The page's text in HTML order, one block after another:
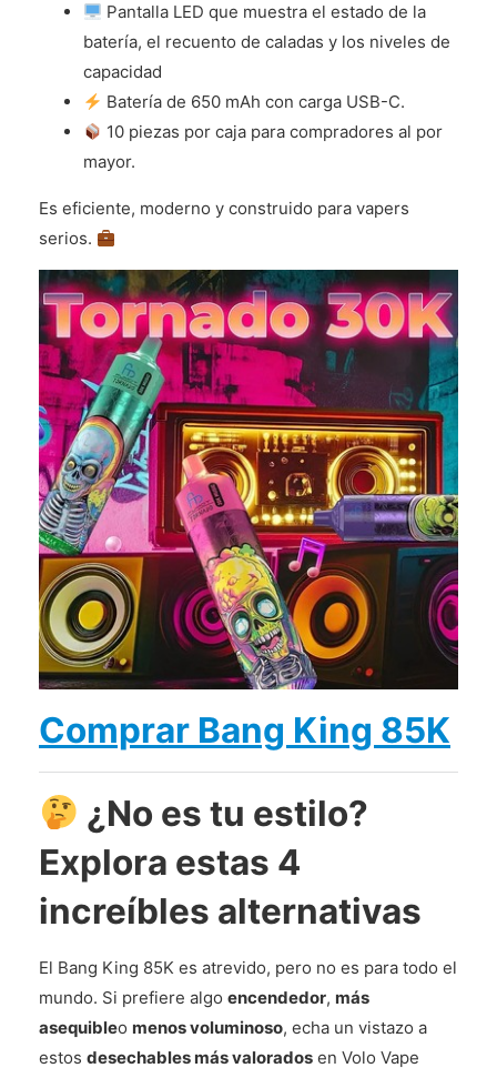
Pantalla LED que muestra el estado de la
batería, el recuento de caladas y los niveles de
capacidad
Batería de 650 mAh con carga USB-C.
10 piezas por caja para compradores al por
mayor.
Es eficiente, moderno y construido para vapers
serios.
Comprar Bang King 85K
¿No es tu estilo?
Explora estas 4
increíbles alternativas
El Bang King 85K es atrevido, pero no es para todo el
mundo. Si prefiere algo encendedor, más
asequibleo menos voluminoso, echa un vistazo a
estos desechables más valorados en Volo Vape